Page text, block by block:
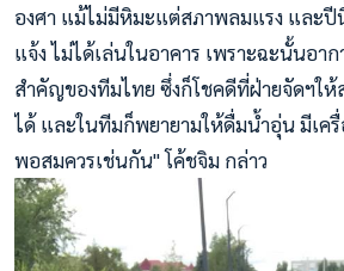
องศา แม้ไม่มีหิมะแต่สภาพลมแรง และปี
แจ้ง ไม่ได้เล่นในอาคาร เพราะฉะนั้นอา
สำคัญของทีมไทย ซึ่งก็โชคดีที่ฝ่ายจัดฯใ
ได้ และในทีมก็พยายามให้ดื่มน้ำอุ่น มีเครื่
พอสมควรเช่นกัน" โค้ชจิม กล่าว